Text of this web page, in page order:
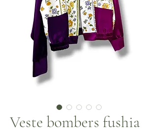
Veste bombers fushia